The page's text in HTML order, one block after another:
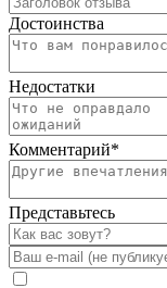
Достоинства
Недостатки
Комментарий*
Представьтесь